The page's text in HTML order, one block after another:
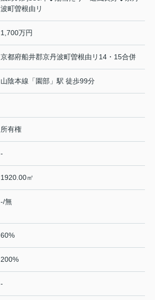
波町曽根由リ
1,700万円
京都府船井郡京丹波町曽根由リ14・15合併
山陰本線 「 園部 」駅 徒歩99分
所有権
-
1920.00㎡
-/無
60%
200%
-